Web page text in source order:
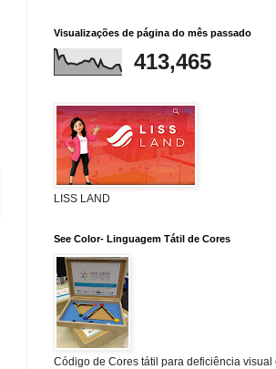
Visualizações de página do mês passado
413,465
LISS LAND
See Color- Linguagem Tátil de Cores
Código de Cores tátil para deficiência visual